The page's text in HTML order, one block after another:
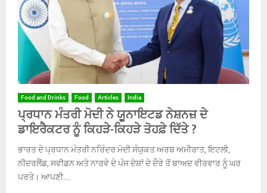
Food and Drinks Food Articles India
ਪ੍ਰਧਾਨ ਮੰਤਰੀ ਮੋਦੀ ਨੇ ਯੂਨਾਇਟਡ ਨੇਸ਼ਨਜ਼ ਦੇ
ਡਾਇਰੈਕਟਰ ਨੂੰ ਕਿਹੜੇ-ਕਿਹੜੇ ਤੋਹਫ਼ੇ ਦਿੱਤੇ ?
ਭਾਰਤ ਦੇ ਪ੍ਰਧਾਨ ਮੰਤਰੀ ਨਰਿੰਦਰ ਮੋਦੀ ਸੰਯੁਕਤ ਅਰਬ ਅਮੀਰਾਤ, ਇਟਲੀ,
ਨੀਦਰਲੈਂਡ, ਸਵੀਡਨ ਅਤੇ ਨਾਰਵੇ ਦੇ ਪੰਜ ਦੇਸ਼ਾਂ ਦੇ ਦੌਰੇ ਤੋਂ ਬਾਅਦ ਵੀਰਵਾਰ ਨੂੰ ਘਰ
ਪਰਤੇ। ਆਪਣੀ...